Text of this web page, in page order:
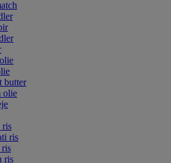
butter
olie
ris
ris
ris